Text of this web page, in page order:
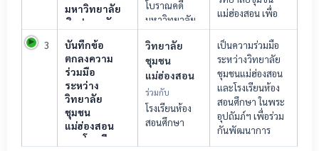
การเรียนรู้ทั้งด้าน
และคุณภาพชีวิต
รวมถึงส่งเสริมให้ผู้
เรียนสามารถนำ
ความรู้ไปประกอบ
อาชีพและ
ถ่ายทอดสู่ชุมชน
ได้อย่างยั่งยืน
มหาวิทยาลัย
ศิลปากร กับ
ชุมชน
แม่ฮ่องสอน
สถาบัน
วิทยาลัย
ชุมชน
โบราณคดี
มหาวิทยาลัย
ศิลปากร
แม่ฮ่องสอน เพื่อ
ร่วมกันดำเนินงาน
ด้านวิชาการ วิจัย
และเทคโนโลยี
โดยพัฒนาองค์
ความรู้ด้าน
โบราณคดี
ประวัติศาสตร์
และภาษาศาสตร์
3
บันทึกข้อ
ตกลงความ
ร่วมมือ
ระหว่าง
วิทยาลัย
ชุมชน
แม่ฮ่องสอน
และโรงเรียน
วิทยาลัย
ชุมชน
แม่ฮ่องสอน
ร่วมกับ
โรงเรียนห้อง
สอนศึกษา
เป็นความร่วมมือ
ระหว่างวิทยาลัย
ชุมชนแม่ฮ่องสอน
และโรงเรียนห้อง
สอนศึกษา ในพระ
อุปถัมภ์ฯ เพื่อร่วม
กันพัฒนาการ
เรียนการสอนและ